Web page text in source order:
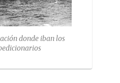
donde iban los